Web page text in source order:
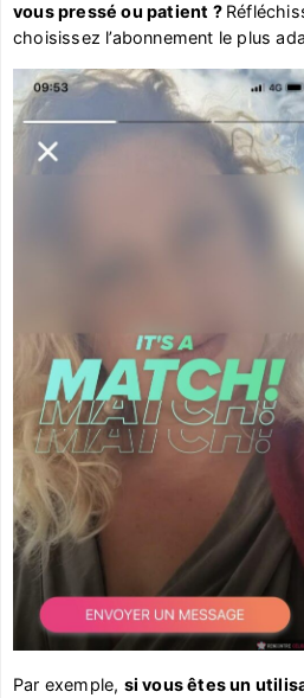
vous pressé ou patient ?
choisissez l’abonnement le plus
Par exemple, si vous êtes un